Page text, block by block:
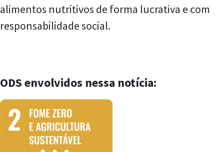
alimentos nutritivos de forma lucrativa e com
responsabilidade social.
ODS envolvidos nessa notícia: